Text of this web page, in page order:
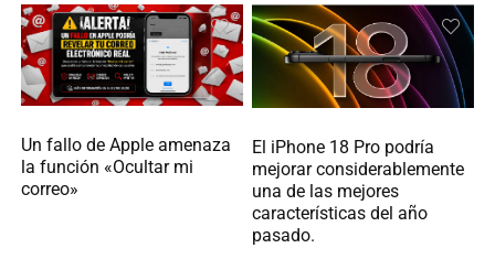
Un fallo de Apple amenaza
la función «Ocultar mi
correo»
El iPhone 18 Pro podría
mejorar considerablemente
una de las mejores
características del año
pasado.